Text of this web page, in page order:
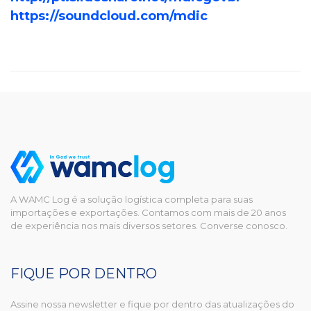
https://soundcloud.com/mdic
A WAMC Log é a solução logística completa para suas
importações e exportações. Contamos com mais de 20 anos
de experiência nos mais diversos setores. Converse conosco.
FIQUE POR DENTRO
Assine nossa newsletter e fique por dentro das atualizações do